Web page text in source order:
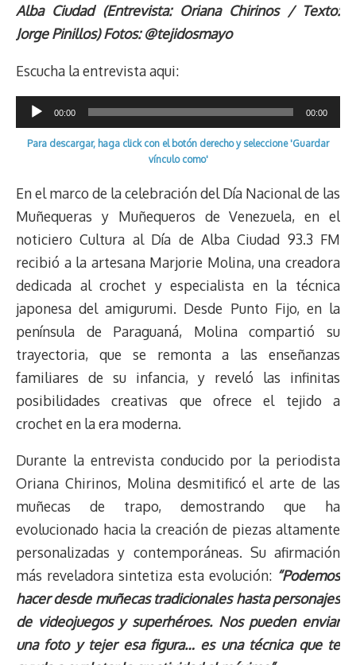
r
e
a
d
p
y
i
k
i
n
a
t
A
p
c
e
b
o
k
s
t
n
u
e
s
l
m
a
n
s
Alba Ciudad (Entrevista: Oriana Chirinos / Texto:
Jorge Pinillos) Fotos: @tejidosmayo
Escucha la entrevista aqui:
Reproductor
de
audio
00:00 00:00
Para descargar, haga click con el botón derecho y seleccione 'Guardar
vínculo como'
En el marco de la celebración del Día Nacional de las
Muñequeras y Muñequeros de Venezuela, en el
noticiero Cultura al Día de Alba Ciudad 93.3 FM
recibió a la artesana Marjorie Molina, una creadora
dedicada al crochet y especialista en la técnica
japonesa del amigurumi. Desde Punto Fijo, en la
península de Paraguaná, Molina compartió su
trayectoria, que se remonta a las enseñanzas
familiares de su infancia, y reveló las infinitas
posibilidades creativas que ofrece el tejido a
crochet en la era moderna.
Durante la entrevista conducido por la periodista
Oriana Chirinos, Molina desmitificó el arte de las
muñecas de trapo, demostrando que ha
evolucionado hacia la creación de piezas altamente
personalizadas y contemporáneas. Su afirmación
más reveladora sintetiza esta evolución: “Podemos
hacer desde muñecas tradicionales hasta personajes
de videojuegos y superhéroes. Nos pueden enviar
una foto y tejer esa figura… es una técnica que te